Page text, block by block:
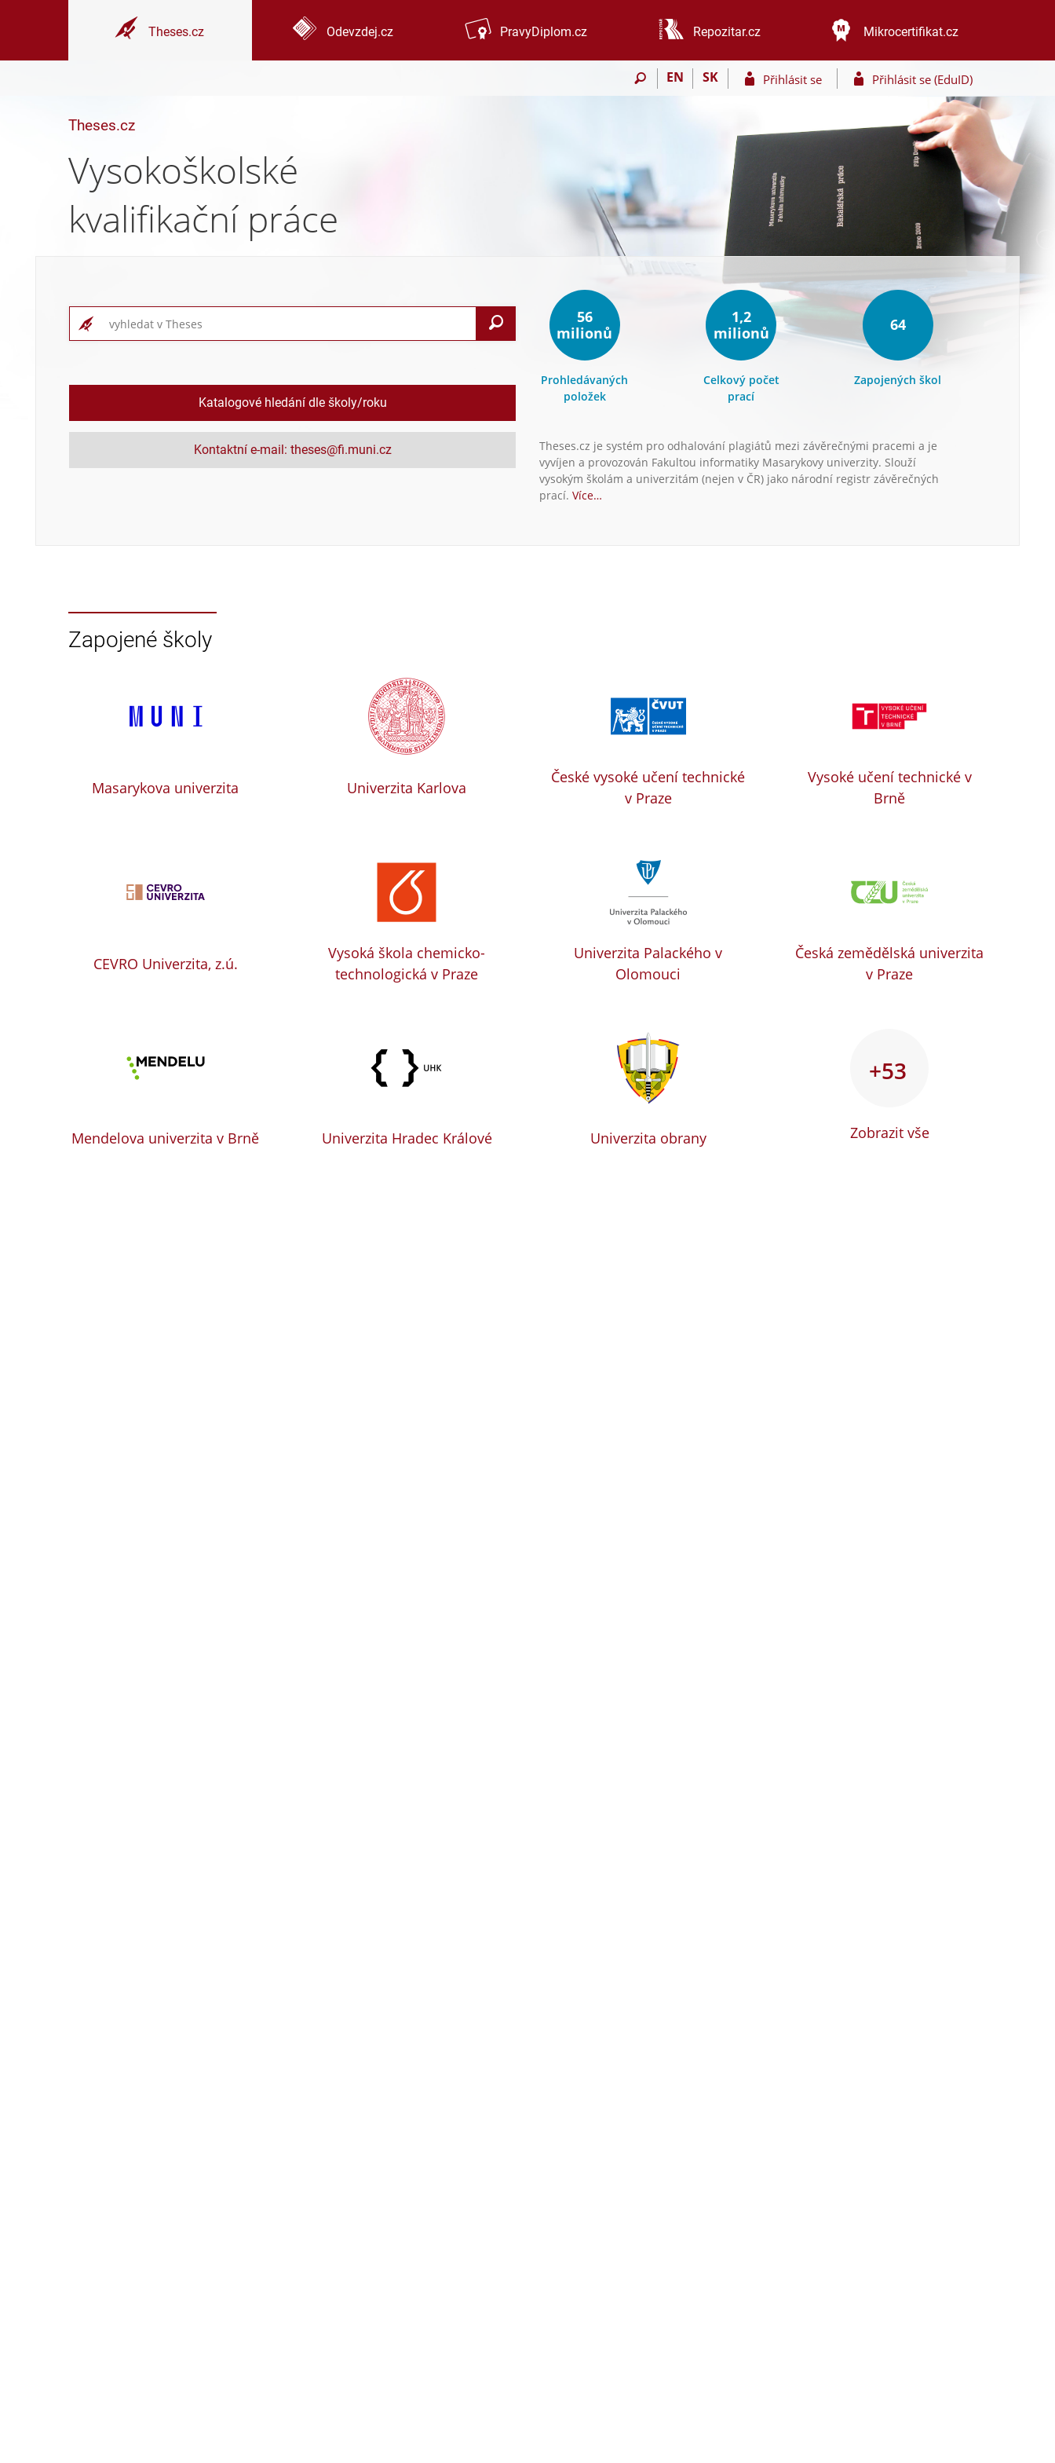
Theses.cz Odevzdej.cz PravyDiplom.cz Repozitar.cz Mikrocertifikat.cz
EN SK Přihlásit se Přihlásit se (EduID)
Theses.cz
Vysokoškolské
kvalifikační práce
Vyhledat
Katalogové hledání dle školy/roku
Kontaktní e-mail: theses@fi.muni.cz
56
milionů
Prohledávaných
položek
1,2
milionů
Celkový počet
prací
64
Zapojených škol
Theses.cz je systém pro odhalování plagiátů mezi závěrečnými pracemi a je
vyvíjen a provozován Fakultou informatiky Masarykovy univerzity. Slouží
vysokým školám a univerzitám (nejen v ČR) jako národní registr závěrečných
prací. Více…
Zapojené školy
Masarykova univerzita Univerzita Karlova
České vysoké učení technické
v Praze
Vysoké učení technické v
Brně
CEVRO Univerzita, z.ú.
Vysoká škola chemicko-
technologická v Praze
Univerzita Palackého v
Olomouci
Česká zemědělská univerzita
v Praze
Mendelova univerzita v Brně Univerzita Hradec Králové Univerzita obrany
+53
Zobrazit vše